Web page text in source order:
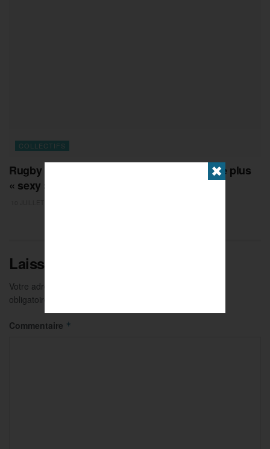
COLLECTIFS
Rugby : face à l’Australie, le XV de France le plus
« sexy » de l’été
Laisser un commentaire
Votre adresse e-mail ne sera pas publiée.
obligatoires sont indiqués avec
Commentaire *
✖